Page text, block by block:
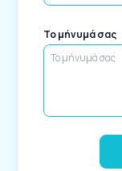
Το μήνυμά σας